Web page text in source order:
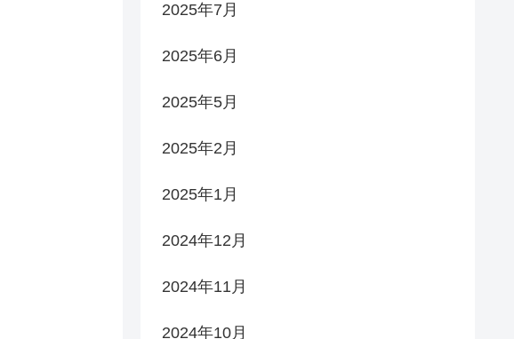
2025年7月
2025年6月
2025年5月
2025年2月
2025年1月
2024年12月
2024年11月
2024年10月